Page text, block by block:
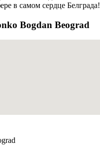
в самом сердце Белграда!
Bogdan Beograd